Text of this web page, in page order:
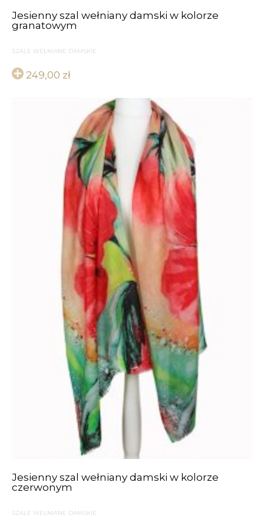
Jesienny szal wełniany damski w kolorze
granatowym
SZALE WEŁNIANE DAMSKIE
249,00 zł
Jesienny szal wełniany damski w kolorze
czerwonym
SZALE WEŁNIANE DAMSKIE